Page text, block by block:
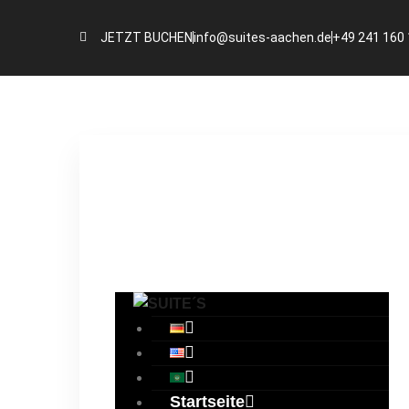
JETZT BUCHENinfo@suites-aachen.de+49 241 160
Startseite